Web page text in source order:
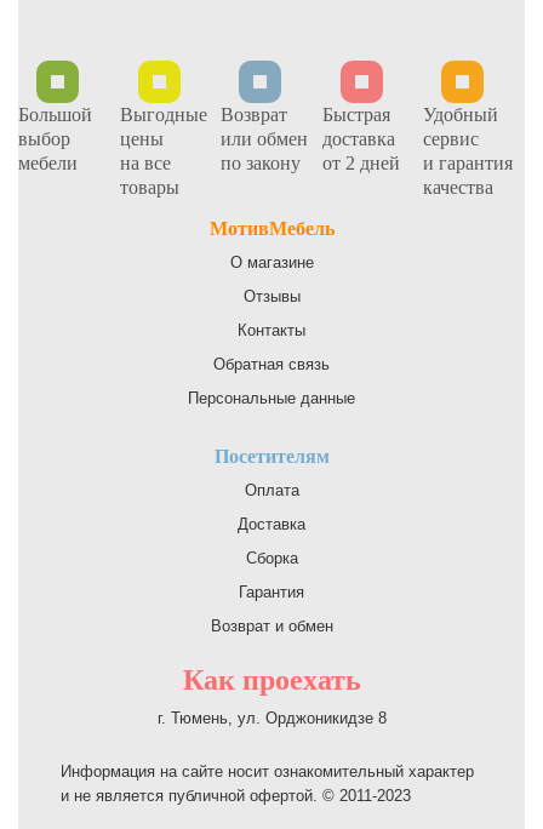
Большой
выбор
мебели
Выгодные
цены
на все
товары
Возврат
или обмен
по закону
Быстрая
доставка
от 2 дней
Удобный
сервис
и гарантия
качества
МотивМебель
О магазине
Отзывы
Контакты
Обратная связь
Персональные данные
Посетителям
Оплата
Доставка
Сборка
Гарантия
Возврат и обмен
Как проехать
г. Тюмень, ул. Орджоникидзе 8
Информация на сайте носит ознакомительный характер
и не является публичной офертой. © 2011-2023